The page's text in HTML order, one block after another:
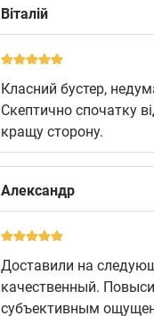
Віталій
Класний бустер,
Скептично спочатку
кращу сторону.
Александр
Доставили на
качественный.
субъективным